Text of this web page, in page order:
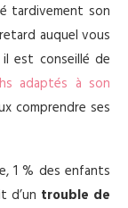
tardivement son
auquel vous
il est conseillé de
adaptés à son
comprendre ses
1 % des enfants
d’un trouble de